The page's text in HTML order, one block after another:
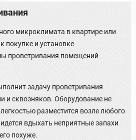
микроклимата в квартире или
покупке и установке
проветривания помещений
задачу проветривания
и сквозняков. Оборудование не
разместится возле любого
вдыхать неприятные запахи
похуже.